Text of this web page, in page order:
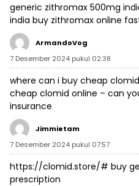
generic zithromax 500mg
india buy zithromax online
ArmandoVog
7 Desember 2024 pukul 02:38
where can i buy cheap
cheap clomid online – can
insurance
Jimmietam
7 Desember 2024 pukul 07:57
https://clomid.store/# buy
prescription